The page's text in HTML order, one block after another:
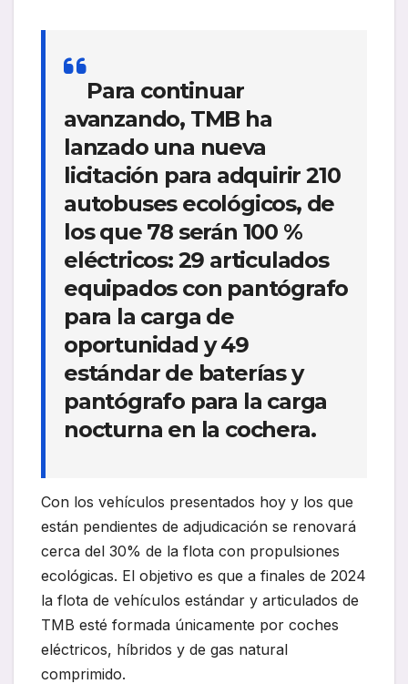
Para continuar
avanzando, TMB ha
lanzado una nueva
licitación para adquirir 210
autobuses ecológicos, de
los que 78 serán 100 %
eléctricos: 29 articulados
equipados con pantógrafo
para la carga de
oportunidad y 49
estándar de baterías y
pantógrafo para la carga
nocturna en la cochera.
Con los vehículos presentados hoy y los que
están pendientes de adjudicación se renovará
cerca del 30% de la flota con propulsiones
ecológicas. El objetivo es que a finales de 2024
la flota de vehículos estándar y articulados de
TMB esté formada únicamente por coches
eléctricos, híbridos y de gas natural
comprimido.